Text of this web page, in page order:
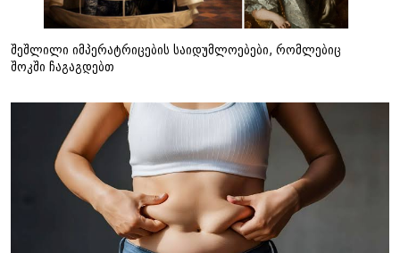
შეშლილი იმპერატრიცების საიდუმლოებები, რომლებიც
შოკში ჩაგაგდებთ